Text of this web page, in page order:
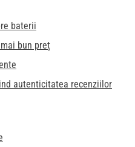
baterii
bun preț
autenticitatea recenziilor